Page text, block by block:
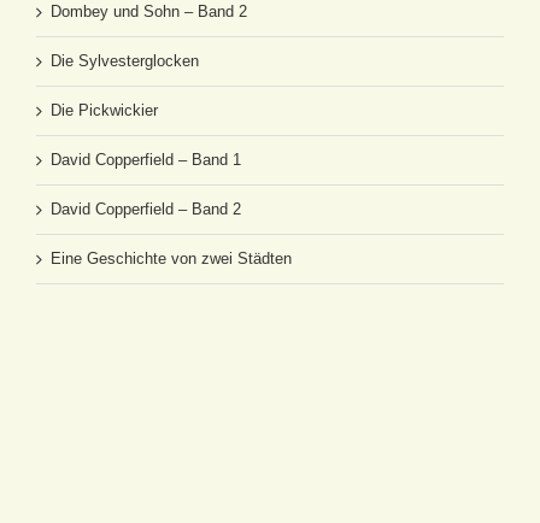
Dombey und Sohn – Band 2
Die Sylvesterglocken
Die Pickwickier
David Copperfield – Band 1
David Copperfield – Band 2
Eine Geschichte von zwei Städten